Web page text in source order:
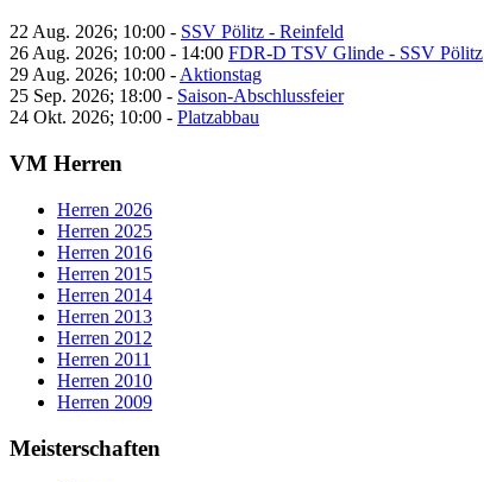
22 Aug. 2026; 10:00 - SSV Pölitz - Reinfeld
26 Aug. 2026; 10:00 - 14:00 FDR-D TSV Glinde - SSV Pölitz
29 Aug. 2026; 10:00 -Aktionstag
25 Sep. 2026; 18:00 - Saison-Abschlussfeier
24 Okt. 2026; 10:00 - Platzabbau
VM Herren
Herren 2026
Herren 2025
Herren 2016
Herren 2015
Herren 2014
Herren 2013
Herren 2012
Herren 2011
Herren 2010
Herren 2009
Meisterschaften